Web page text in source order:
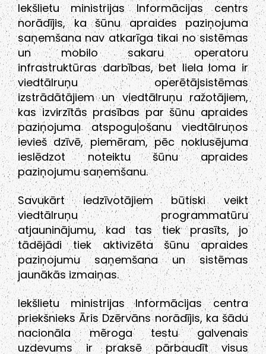
Iekšlietu ministrijas Informācijas centrs
norādījis, ka šūnu apraides paziņojuma
saņemšana nav atkarīga tikai no sistēmas
un mobilo sakaru operatoru
infrastruktūras darbības, bet liela loma ir
viedtālruņu operētājsistēmas
izstrādātājiem un viedtālruņu ražotājiem,
kas izvirzītās prasības par šūnu apraides
paziņojuma atspoguļošanu viedtālruņos
ievieš dzīvē, piemēram, pēc noklusējuma
ieslēdzot noteiktu šūnu apraides
paziņojumu saņemšanu.
Savukārt iedzīvotājiem būtiski veikt
viedtālruņu programmatūru
atjauninājumu, kad tas tiek prasīts, jo
tādējādi tiek aktivizēta šūnu apraides
paziņojumu saņemšana un sistēmas
jaunākās izmaiņas.
Iekšlietu ministrijas Informācijas centra
priekšnieks Āris Dzērvāns norādījis, ka šādu
nacionāla mēroga testu galvenais
uzdevums ir praksē pārbaudīt visus